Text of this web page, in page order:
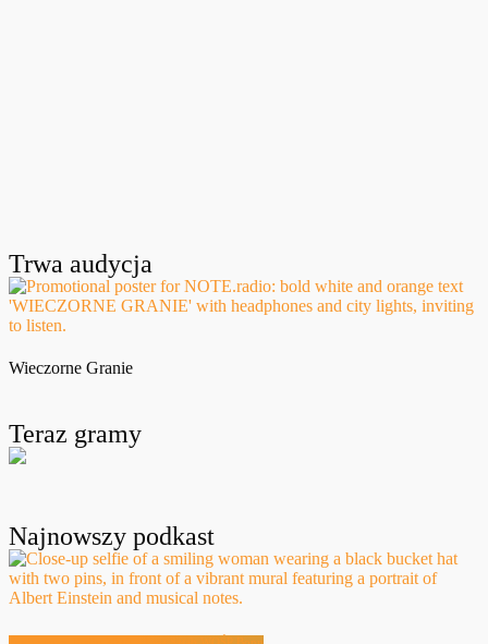
Trwa audycja
Wieczorne Granie
Teraz gramy
Najnowszy podkast